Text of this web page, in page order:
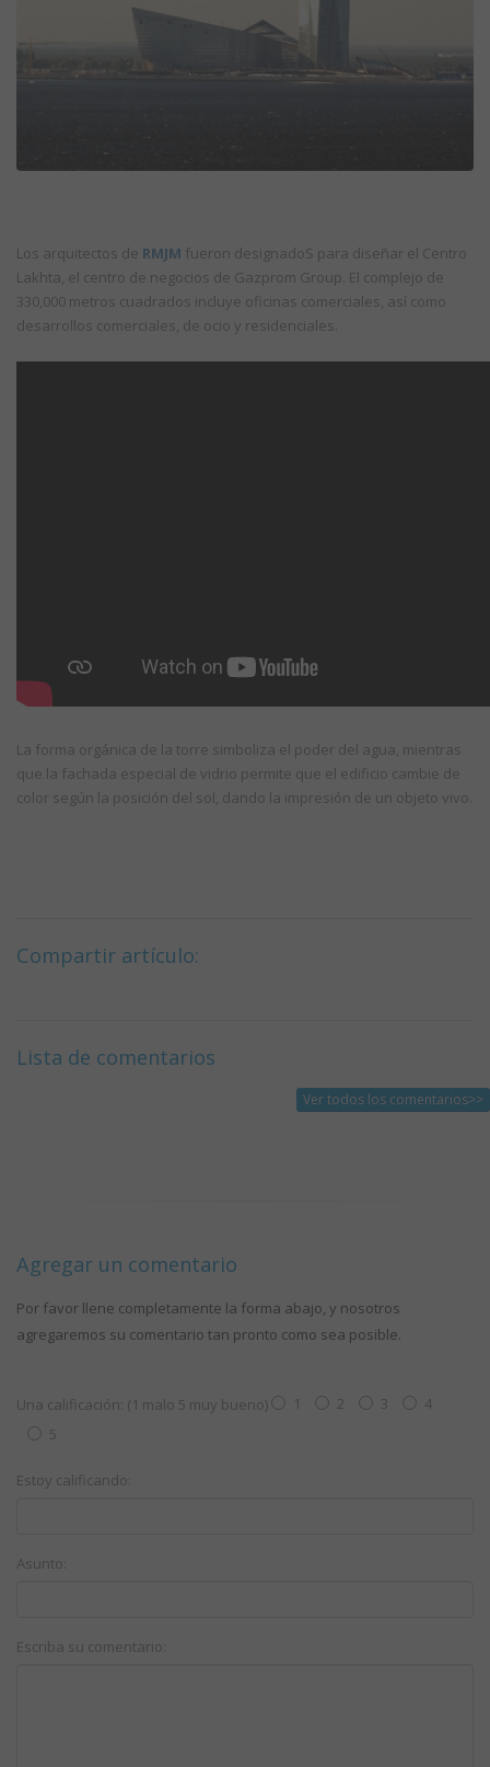
Los arquitectos de RMJM fueron designadoS para diseñar el Centro
Lakhta, el centro de negocios de Gazprom Group. El complejo de
330,000 metros cuadrados incluye oficinas comerciales, así como
desarrollos comerciales, de ocio y residenciales.
La forma orgánica de la torre simboliza el poder del agua, mientras
que la fachada especial de vidrio permite que el edificio cambie de
color según la posición del sol, dando la impresión de un objeto vivo.
Compartir artículo:
Lista de comentarios
Ver todos los comentarios>>
Agregar un comentario
Por favor llene completamente la forma abajo, y nosotros
agregaremos su comentario tan pronto como sea posible.
Una calificación: (1 malo 5 muy bueno) 1 2 3
4
5
Estoy calificando:
Asunto:
Escriba su comentario: